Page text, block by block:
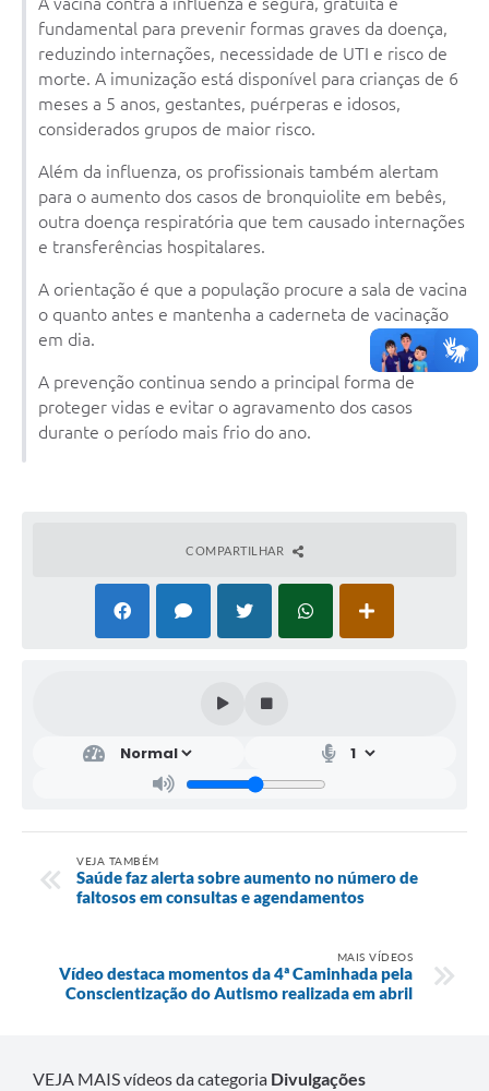
fundamental para prevenir formas graves da doença,
reduzindo internações, necessidade de UTI e risco de
morte. A imunização está disponível para crianças de 6
meses a 5 anos, gestantes, puérperas e idosos,
considerados grupos de maior risco.
Além da influenza, os profissionais também alertam
para o aumento dos casos de bronquiolite em bebês,
outra doença respiratória que tem causado internações
e transferências hospitalares.
A orientação é que a população procure a sala de vacina
o quanto antes e mantenha a caderneta de vacinação
em dia.
A prevenção continua sendo a principal forma de
proteger vidas e evitar o agravamento dos casos
durante o período mais frio do ano.
COMPARTILHAR
VEJA TAMBÉM
Saúde faz alerta sobre aumento no número de
faltosos em consultas e agendamentos
MAIS VÍDEOS
Vídeo destaca momentos da 4ª Caminhada pela
Conscientização do Autismo realizada em abril
VEJA MAIS vídeos da categoria Divulgações